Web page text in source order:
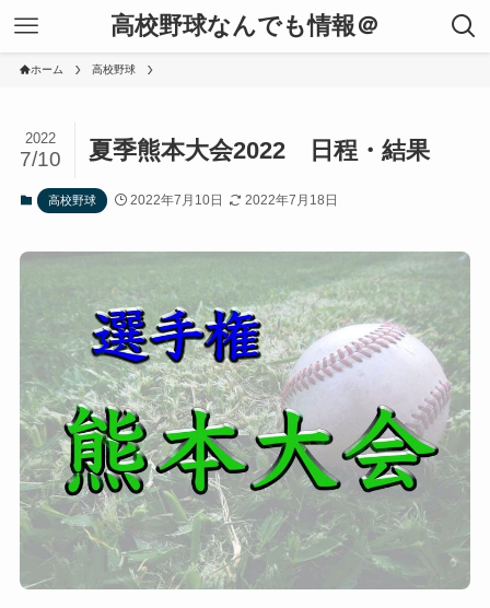
高校野球なんでも情報＠
ホーム 高校野球
夏季熊本大会2022 日程・結果
2022
7/10
高校野球 2022年7月10日 2022年7月18日